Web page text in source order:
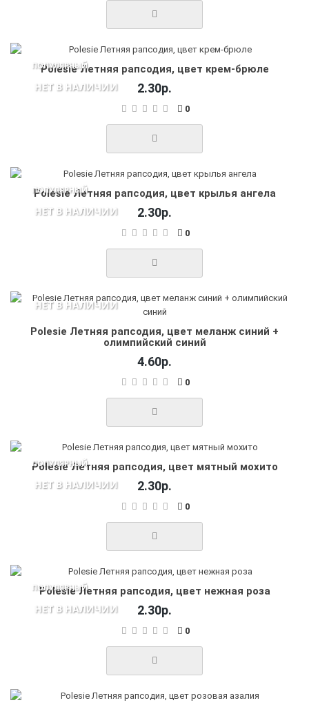
ПОПУЛЯРНЫЙ
НЕТ В НАЛИЧИИ
Polesie Летняя рапсодия, цвет крем-брюле
2.30р.
0
ПОПУЛЯРНЫЙ
НЕТ В НАЛИЧИИ
Polesie Летняя рапсодия, цвет крылья ангела
2.30р.
0
НЕТ В НАЛИЧИИ
Polesie Летняя рапсодия, цвет меланж синий +
олимпийский синий
4.60р.
0
ПОПУЛЯРНЫЙ
НЕТ В НАЛИЧИИ
Polesie Летняя рапсодия, цвет мятный мохито
2.30р.
0
ПОПУЛЯРНЫЙ
НЕТ В НАЛИЧИИ
Polesie Летняя рапсодия, цвет нежная роза
2.30р.
0